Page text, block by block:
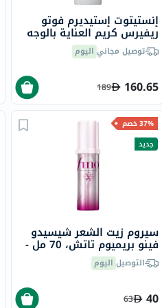
إنستيتوت إستيديرم فوتو
ريفيرس كريم العناية بالوجه
المضاد للبقع الداكنة وفرط
التصبغ 50 مل
توصيل مجاني اليوم
160.65
189
37% خصم
جديد
سيروم زيت الشعر شيسيدو
فينو بريميوم تاتش، 70 مل -
إصدار الشريط الوردي
التوصيل اليوم
40
63